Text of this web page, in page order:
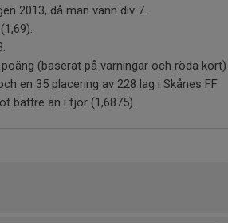
2013, då man vann div 7.
(baserat på varningar och röda kort)
en 35 placering av 228 lag i Skånes FF
bättre än i fjor (1,6875).